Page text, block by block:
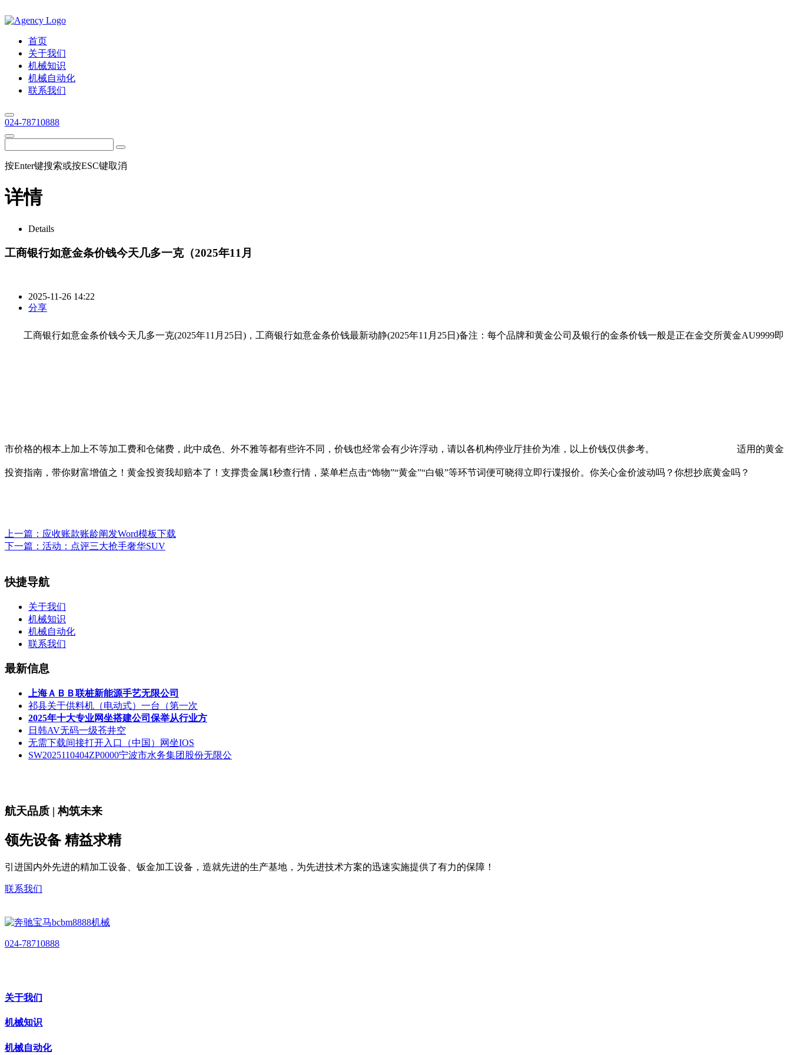
首页
关于我们
机械知识
机械自动化
联系我们
024-78710888
按Enter键搜索或按ESC键取消
详情
Details
工商银行如意金条价钱今天几多一克（2025年11月
2025-11-26 14:22
分享
工商银行如意金条价钱今天几多一克(2025年11月25日)，工商银行如意金条价钱最新动静(2025年11月25日)备注：每个品牌和黄金公司及银行的金条价钱一般是正在金交所黄金AU9999即
市价格的根本上加上不等加工费和仓储费，此中成色、外不雅等都有些许不同，价钱也经常会有少许浮动，请以各机构停业厅挂价为准，以上价钱仅供参考。 适用的黄金
投资指南，带你财富增值之！黄金投资我却赔本了！支撑贵金属1秒查行情，菜单栏点击“饰物”“黄金”“白银”等环节词便可晓得立即行谍报价。你关心金价波动吗？你想抄底黄金吗？
上一篇： 应收账款账龄阐发Word模板下载
下一篇： 活动：点评三大抢手奢华SUV
快捷导航
关于我们
机械知识
机械自动化
联系我们
最新信息
上海ＡＢＢ联桩新能源手艺无限公司
祁县关于供料机（电动式）一台（第一次
2025年十大专业网坐搭建公司保举从行业方
日韩AV无码一级苍井空
无需下载间接打开入口（中国）网坐IOS
SW2025110404ZP0000宁波市水务集团股份无限公
航天品质 | 构筑未来
领先设备 精益求精
引进国内外先进的精加工设备、钣金加工设备，造就先进的生产基地，为先进技术方案的迅速实施提供了有力的保障！
联系我们
024-78710888
关于我们
机械知识
机械自动化